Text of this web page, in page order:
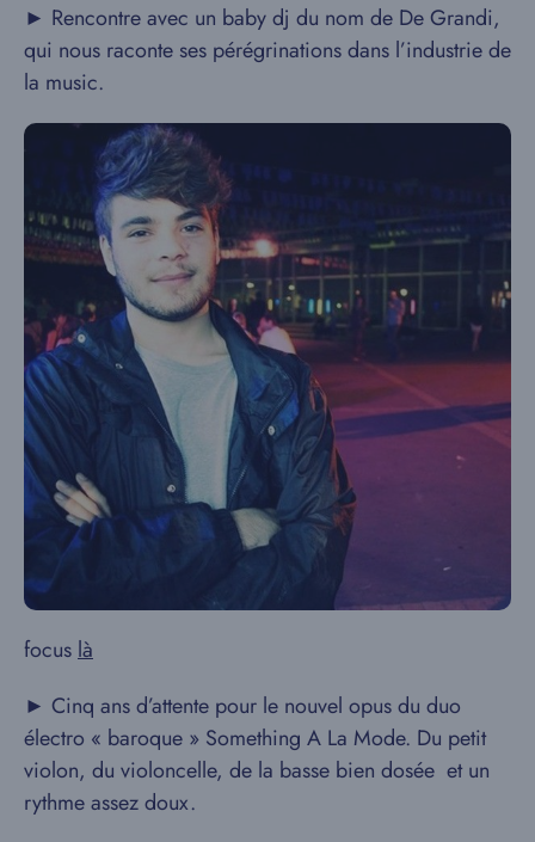
► Rencontre avec un baby dj du nom de De Grandi,
qui nous raconte ses pérégrinations dans l’industrie de
la music.
focus là
► Cinq ans d’attente pour le nouvel opus du duo
électro « baroque » Something A La Mode. Du petit
violon, du violoncelle, de la basse bien dosée et un
rythme assez doux.